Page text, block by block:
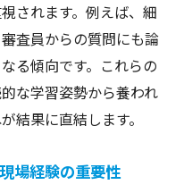
れる技術力とは何か
めの効果的な学習法
を促す実践的トレー
実績の積み上げ方
術力向上に与える
されます。例えば、細
査員からの質問にも論
る傾向です。これらの
な学習姿勢から養われ
結果に直結します。
場経験の重要性